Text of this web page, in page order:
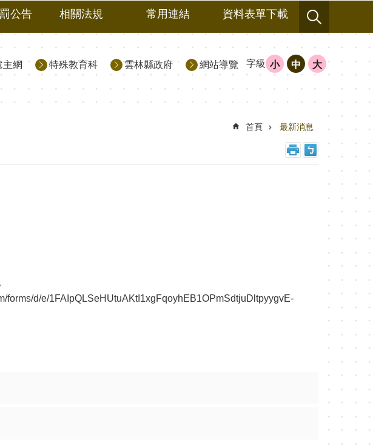
公告 相關法規 常用連結 資料表單下載
主網 特殊教育科 雲林縣政府 網站導覽 字級 小 中 大
首頁 最新消息
forms/d/e/1FAIpQLSeHUtuAKtI1xgFqoyhEB1OPmSdtjuDltpyygvE-